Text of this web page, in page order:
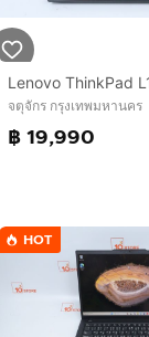
จตุจักร กรุงเทพมหานคร
฿ 19,990
HOT